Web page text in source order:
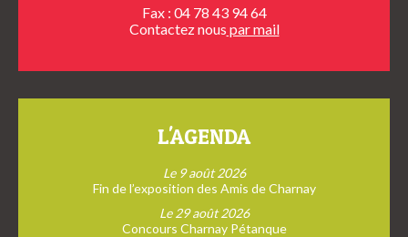
Fax : 04 78 43 94 64
Contactez nous par mail
L'AGENDA
Le 9 août 2026
Fin de l’exposition des Amis de Charnay
Le 29 août 2026
Concours Charnay Pétanque